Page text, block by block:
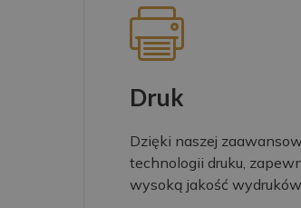
Druk
Dzięki naszej
technologii druku,
wysoką jakość wydruków.